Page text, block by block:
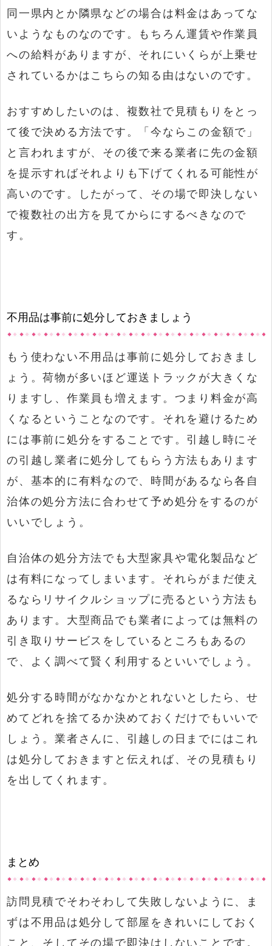
同一県内とか隣県などの場合は料金はあってな
いようなものなのです。もちろん運賃や作業員
への給料がありますが、それにいくらが上乗せ
されているかはこちらの知る由はないのです。
おすすめしたいのは、複数社で見積もりをとっ
て後で決める方法です。「今ならこの金額で」
と言われますが、その後で来る業者に先の金額
を提示すればそれよりも下げてくれる可能性が
高いのです。したがって、その場で即決しない
で複数社の出方を見てからにするべきなので
す。
不用品は事前に処分しておきましょう
もう使わない不用品は事前に処分しておきまし
ょう。荷物が多いほど運送トラックが大きくな
りますし、作業員も増えます。つまり料金が高
くなるということなのです。それを避けるため
には事前に処分をすることです。引越し時にそ
の引越し業者に処分してもらう方法もあります
が、基本的に有料なので、時間があるなら各自
治体の処分方法に合わせて予め処分をするのが
いいでしょう。
自治体の処分方法でも大型家具や電化製品など
は有料になってしまいます。それらがまだ使え
るならリサイクルショップに売るという方法も
あります。大型商品でも業者によっては無料の
引き取りサービスをしているところもあるの
で、よく調べて賢く利用するといいでしょう。
処分する時間がなかなかとれないとしたら、せ
めてどれを捨てるか決めておくだけでもいいで
しょう。業者さんに、引越しの日までにはこれ
は処分しておきますと伝えれば、その見積もり
を出してくれます。
まとめ
訪問見積でそわそわして失敗しないように、ま
ずは不用品は処分して部屋をきれいにしておく
こと、そしてその場で即決はしないことです。